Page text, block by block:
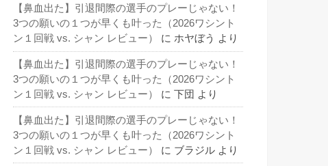
【鼻血出た】引退間際の選手のプレーじゃない！
3つの願いの１つが早くも叶った（2026ワシント
ン１回戦 vs. シャン レビュー）
に ホヤぼう より
【鼻血出た】引退間際の選手のプレーじゃない！
3つの願いの１つが早くも叶った（2026ワシント
ン１回戦 vs. シャン レビュー）
に 下団 より
【鼻血出た】引退間際の選手のプレーじゃない！
3つの願いの１つが早くも叶った（2026ワシント
ン１回戦 vs. シャン レビュー）
に ブラジル より